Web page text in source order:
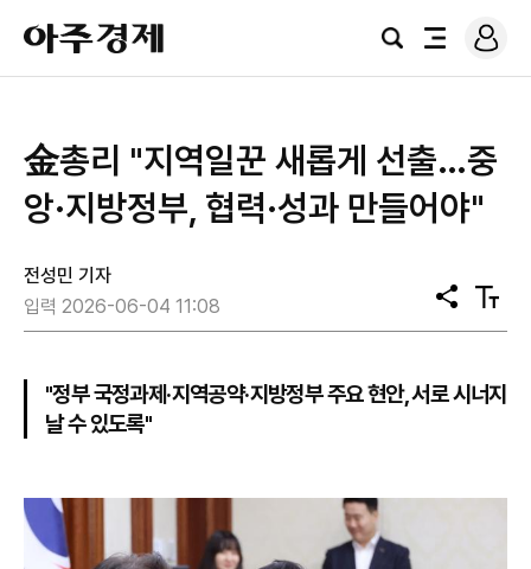
아
주
경
검
전
로
그
金총리 "지역일꾼 새롭게 선출…중
앙·지방정부, 협력·성과 만들어야"
전성민 기자
입력 2026-06-04 11:08
공
유
텍
스
기
"정부 국정과제·지역공약·지방정부 주요 현안, 서로 시너지
날 수 있도록"